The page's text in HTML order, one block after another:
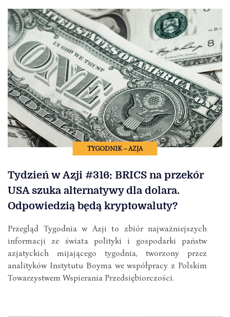
TYGODNIK – AZJA
Tydzień w Azji #316: BRICS na przekór
USA szuka alternatywy dla dolara.
Odpowiedzią będą kryptowaluty?
Przegląd Tygodnia w Azji to zbiór najważniejszych
informacji ze świata polityki i gospodarki państw
azjatyckich mijającego tygodnia, tworzony przez
analityków Instytutu Boyma we współpracy z Polskim
Towarzystwem Wspierania Przedsiębiorczości.